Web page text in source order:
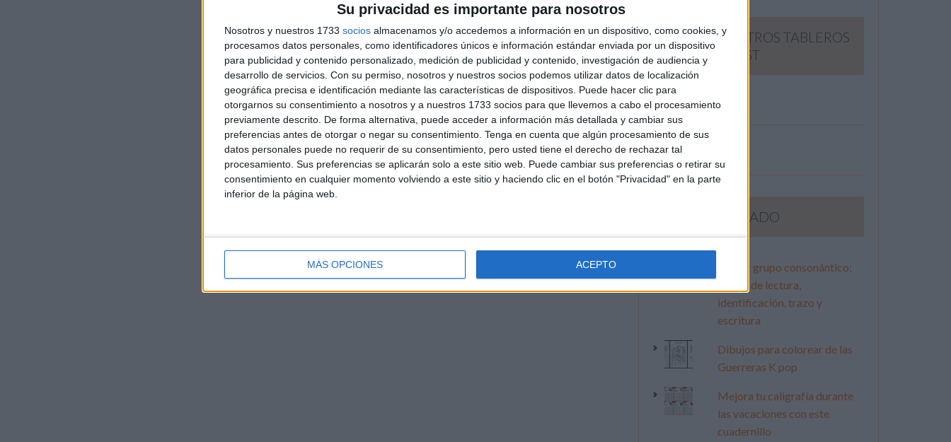
Su privacidad es importante para nosotros
Nosotros y nuestros 1733 socios almacenamos y/o accedemos a información en un dispositivo, como cookies, y
procesamos datos personales, como identificadores únicos e información estándar enviada por un dispositivo
para publicidad y contenido personalizado, medición de publicidad y contenido, investigación de audiencia y
desarrollo de servicios. Con su permiso, nosotros y nuestros socios podemos utilizar datos de localización
geográfica precisa e identificación mediante las características de dispositivos. Puede hacer clic para
otorgarnos su consentimiento a nosotros y a nuestros 1733 socios para que llevemos a cabo el procesamiento
previamente descrito. De forma alternativa, puede acceder a información más detallada y cambiar sus
preferencias antes de otorgar o negar su consentimiento. Tenga en cuenta que algún procesamiento de sus
datos personales puede no requerir de su consentimiento, pero usted tiene el derecho de rechazar tal
procesamiento. Sus preferencias se aplicarán solo a este sitio web. Puede cambiar sus preferencias o retirar su
consentimiento en cualquier momento volviendo a este sitio y haciendo clic en el botón "Privacidad" en la parte
inferior de la página web.
MÁS OPCIONES ACEPTO
SIGUE NUESTROS TABLEROS
EN PINTEREST
LO MÁS VISITADO
Primer grupo consonántico:
Fichas de lectura,
identificación, trazo y
escritura
Dibujos para colorear de las
Guerreras K pop
Mejora tu caligrafía durante
las vacaciones con este
cuadernillo